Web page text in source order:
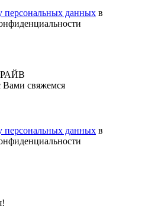
персональных данных в
Вами свяжемся
персональных данных в